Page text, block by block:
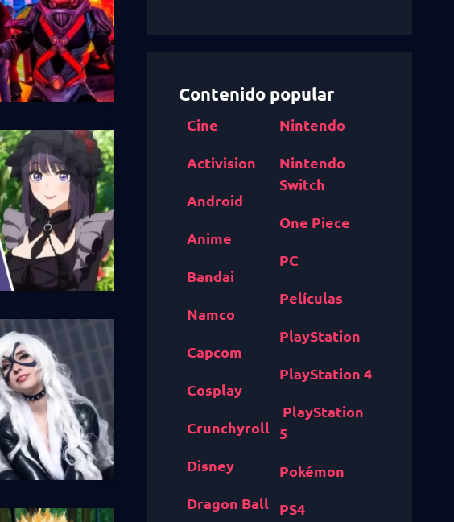
Contenido popular
Cine
Activision
Android
Anime
Bandai
Namco
Capcom
Cosplay
Crunchyroll
Disney
Dragon Ball
Nintendo
Nintendo
Switch
One Piece
PC
Películas
PlayStation
PlayStation 4
PlayStation
5
Pokémon
PS4